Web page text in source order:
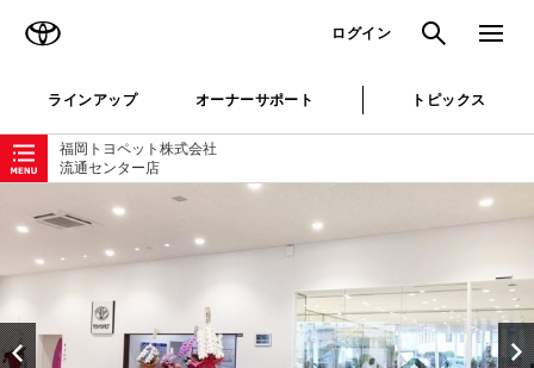
ログイン 検索 メニュ
ラインアップ オーナーサポート トピックス
福岡トヨペット株式会社
流通センター店
ローカルナビゲーション